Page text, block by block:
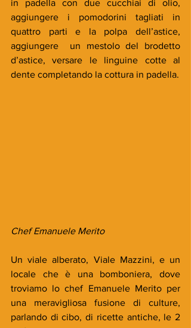
in padella con due cucchiai di olio,
aggiungere i pomodorini tagliati in
quattro parti e la polpa dell’astice,
aggiungere  un mestolo del brodetto
d’astice, versare le linguine cotte al
dente completando la cottura in padella.
Chef Emanuele Merito
Un viale alberato, Viale Mazzini, e un
locale che è una bomboniera, dove
troviamo lo chef Emanuele Merito per
una meravigliosa fusione di culture,
parlando di cibo, di ricette antiche, le 2